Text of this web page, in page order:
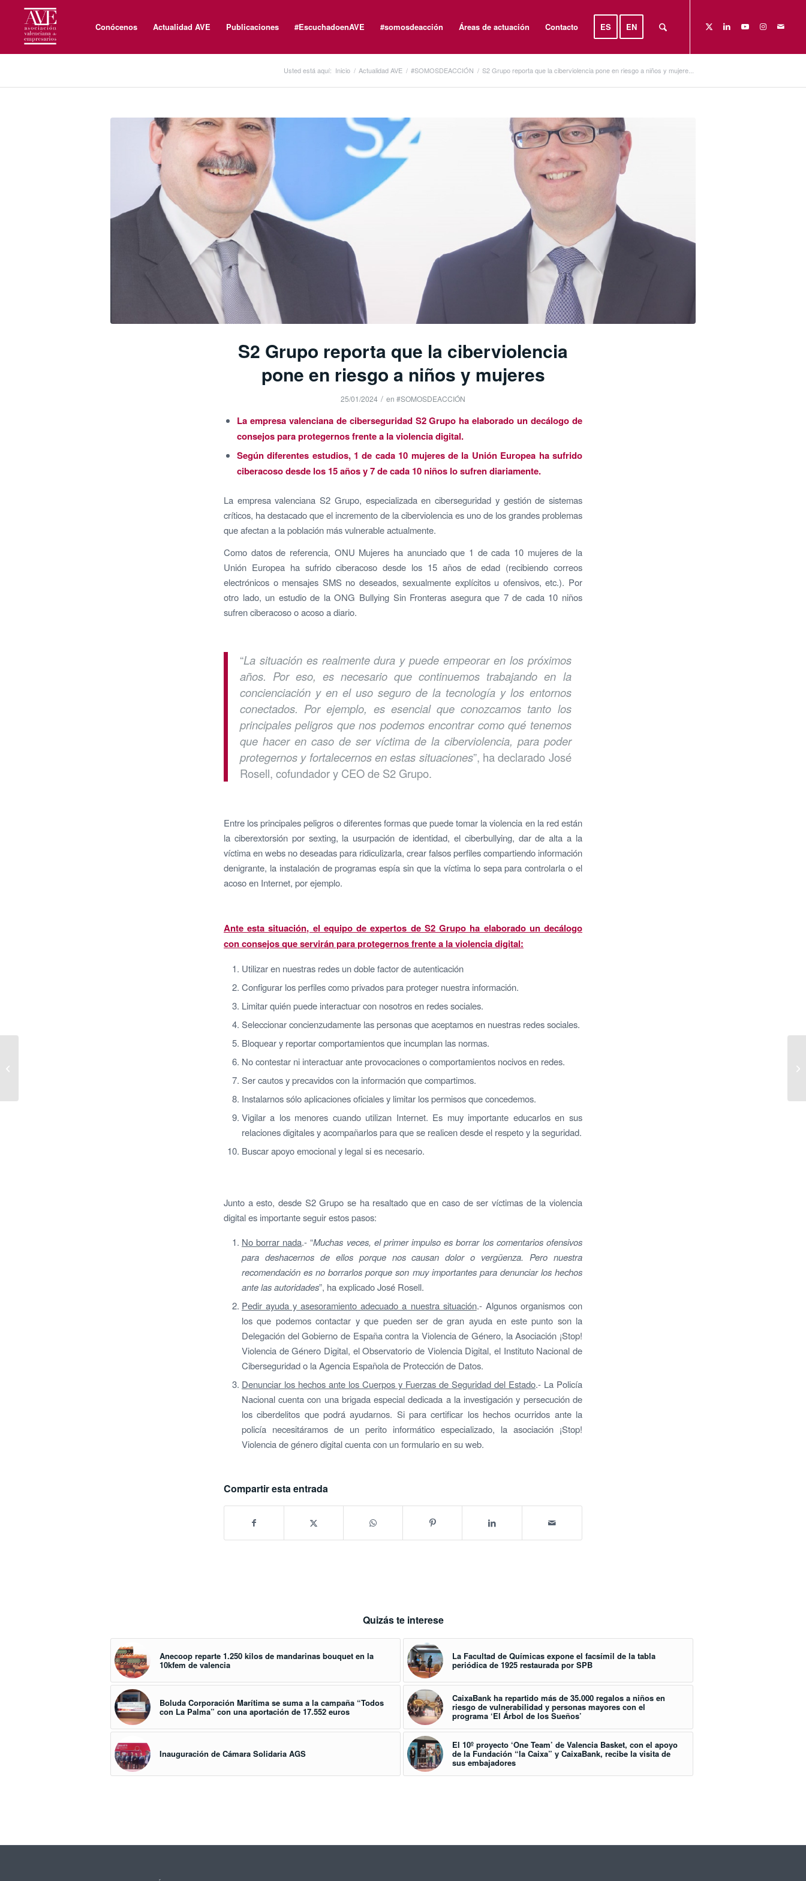
Conócenos Actualidad AVE Publicaciones #EscuchadoenAVE #somosdeacción Áreas de actuación Contacto ES EN
Usted está aquí: Inicio / Actualidad AVE / #SOMOSDEACCIÓN / S2 Grupo reporta que la ciberviolencia pone en riesgo a niños y mujere...
S2 Grupo reporta que la ciberviolencia
pone en riesgo a niños y mujeres
25/01/2024 / en #SOMOSDEACCIÓN
La empresa valenciana de ciberseguridad S2 Grupo ha elaborado un decálogo de
consejos para protegernos frente a la violencia digital.
Según diferentes estudios, 1 de cada 10 mujeres de la Unión Europea ha sufrido
ciberacoso desde los 15 años y 7 de cada 10 niños lo sufren diariamente.
La empresa valenciana S2 Grupo, especializada en ciberseguridad y gestión de sistemas
críticos, ha destacado que el incremento de la ciberviolencia es uno de los grandes problemas
que afectan a la población más vulnerable actualmente.
Como datos de referencia, ONU Mujeres ha anunciado que 1 de cada 10 mujeres de la
Unión Europea ha sufrido ciberacoso desde los 15 años de edad (recibiendo correos
electrónicos o mensajes SMS no deseados, sexualmente explícitos u ofensivos, etc.). Por
otro lado, un estudio de la ONG Bullying Sin Fronteras asegura que 7 de cada 10 niños
sufren ciberacoso o acoso a diario.
“La situación es realmente dura y puede empeorar en los próximos
años. Por eso, es necesario que continuemos trabajando en la
concienciación y en el uso seguro de la tecnología y los entornos
conectados. Por ejemplo, es esencial que conozcamos tanto los
principales peligros que nos podemos encontrar como qué tenemos
que hacer en caso de ser víctima de la ciberviolencia, para poder
protegernos y fortalecernos en estas situaciones”, ha declarado José
Rosell, cofundador y CEO de S2 Grupo.
Entre los principales peligros o diferentes formas que puede tomar la violencia en la red están
la ciberextorsión por sexting, la usurpación de identidad, el ciberbullying, dar de alta a la
víctima en webs no deseadas para ridiculizarla, crear falsos perfiles compartiendo información
denigrante, la instalación de programas espía sin que la víctima lo sepa para controlarla o el
acoso en Internet, por ejemplo.
Ante esta situación, el equipo de expertos de S2 Grupo ha elaborado un decálogo
con consejos que servirán para protegernos frente a la violencia digital:
Utilizar en nuestras redes un doble factor de autenticación
Configurar los perfiles como privados para proteger nuestra información.
Limitar quién puede interactuar con nosotros en redes sociales.
Seleccionar concienzudamente las personas que aceptamos en nuestras redes sociales.
Bloquear y reportar comportamientos que incumplan las normas.
No contestar ni interactuar ante provocaciones o comportamientos nocivos en redes.
Ser cautos y precavidos con la información que compartimos.
Instalarnos sólo aplicaciones oficiales y limitar los permisos que concedemos.
Vigilar a los menores cuando utilizan Internet. Es muy importante educarlos en sus
relaciones digitales y acompañarlos para que se realicen desde el respeto y la seguridad.
Buscar apoyo emocional y legal si es necesario.
Junto a esto, desde S2 Grupo se ha resaltado que en caso de ser víctimas de la violencia
digital es importante seguir estos pasos:
No borrar nada.- “Muchas veces, el primer impulso es borrar los comentarios ofensivos
para deshacernos de ellos porque nos causan dolor o vergüenza. Pero nuestra
recomendación es no borrarlos porque son muy importantes para denunciar los hechos
ante las autoridades”, ha explicado José Rosell.
Pedir ayuda y asesoramiento adecuado a nuestra situación.- Algunos organismos con
los que podemos contactar y que pueden ser de gran ayuda en este punto son la
Delegación del Gobierno de España contra la Violencia de Género, la Asociación ¡Stop!
Violencia de Género Digital, el Observatorio de Violencia Digital, el Instituto Nacional de
Ciberseguridad o la Agencia Española de Protección de Datos.
Denunciar los hechos ante los Cuerpos y Fuerzas de Seguridad del Estado.- La Policía
Nacional cuenta con una brigada especial dedicada a la investigación y persecución de
los ciberdelitos que podrá ayudarnos. Si para certificar los hechos ocurridos ante la
policía necesitáramos de un perito informático especializado, la asociación ¡Stop!
Violencia de género digital cuenta con un formulario en su web.
Compartir esta entrada
Quizás te interese
Anecoop reparte 1.250 kilos de mandarinas bouquet en la
10kfem de valencia
La Facultad de Químicas expone el facsímil de la tabla
periódica de 1925 restaurada por SPB
Boluda Corporación Marítima se suma a la campaña “Todos
con La Palma” con una aportación de 17.552 euros
CaixaBank ha repartido más de 35.000 regalos a niños en
riesgo de vulnerabilidad y personas mayores con el
programa ‘El Árbol de los Sueños’
Inauguración de Cámara Solidaria AGS
El 10º proyecto ‘One Team’ de Valencia Basket, con el apoyo
de la Fundación “la Caixa” y CaixaBank, recibe la visita de
sus embajadores